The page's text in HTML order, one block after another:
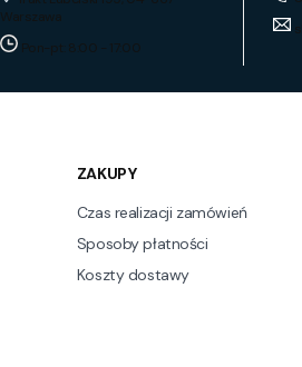
Warszawa
Pon-pt: 8:00 - 17:00
ZAKUPY
Czas realizacji zamówień
Sposoby płatności
Koszty dostawy